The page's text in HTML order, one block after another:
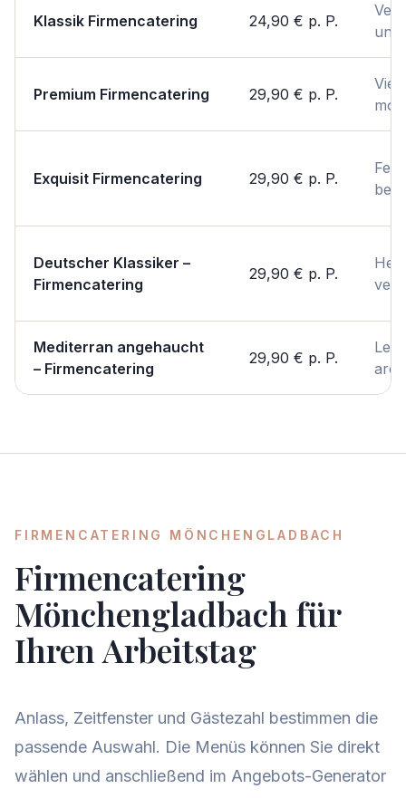
Klassik Firmencatering 24,90 € p. P.
Premium Firmencatering 29,90 € p. P.
Exquisit Firmencatering 29,90 € p. P.
Deutscher Klassiker –
Firmencatering
29,90 € p. P.
Mediterran angehaucht
– Firmencatering
29,90 € p. P.
FIRMENCATERING MÖNCHENGLADBACH
Firmencatering
Mönchengladbach für
Ihren Arbeitstag
Anlass, Zeitfenster und Gästezahl bestimmen die
passende Auswahl. Die Menüs können Sie direkt
wählen und anschließend im Angebots-Generator